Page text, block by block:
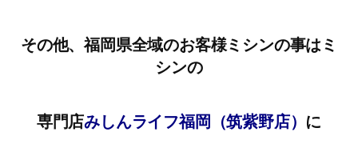
その他、福岡県全域のお客様ミシンの事はミ
シンの
専門店みしんライフ福岡（筑紫野店） に